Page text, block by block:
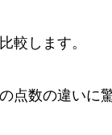
較します。
点数の違いに